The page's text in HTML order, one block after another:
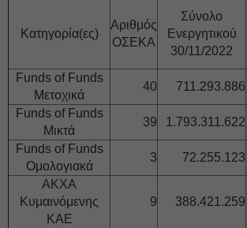
Κατηγορία(ες)
Αριθμός
ΟΣΕΚΑ
Σύνολο
Ενεργητικού
30/11/2022
Funds of Funds
Μετοχικά
40 711.293.886
Funds of Funds
Μικτά
39 1.793.311.622
Funds of Funds
Ομολογιακά
3 72.255.123
ΑΚΧΑ
Κυμαινόμενης
ΚΑΕ
9 388.421.259